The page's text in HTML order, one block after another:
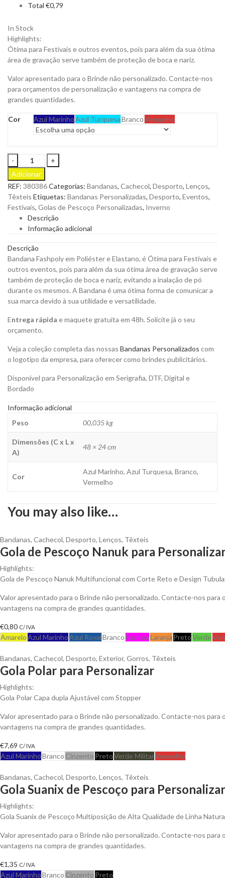
Total €0,79
In Stock
Highlights:
Ótima para Festivais e outros eventos, pois para além da sua ótima
área de gravação serve também de proteção de boca e nariz.
Valor apresentado para o Brinde não personalizado. Contacte-nos
para orçamentos de personalização e vantagens na compra de
grandes quantidades.
Cor Azul MarinhoAzul TurquesaBrancoVermelho
Bandana
Fashpoly
em
Poliéster
para
Personalizar
quantity
Adicionar
REF: 380386Categorias: Bandanas, Cachecol, Desporto, Lenços,
Têxteis Etiquetas: Bandanas Personalizadas, Desporto, Eventos,
Festivais, Golas de Pescoço Personalizadas, Inverno
Descrição
Informação adicional
Descrição
Bandana Fashpoly em Poliéster e Elastano, é Ótima para Festivais e
outros eventos, pois para além da sua ótima área de gravação serve
também de proteção de boca e nariz, evitando a inalação de pó
durante os mesmos. A Bandana é uma ótima forma de comunicar a
sua marca devido à sua utilidade e versatilidade.
Entrega rápida e maquete gratuita em 48h. Solicite já o seu
orçamento.
Veja a coleção completa das nossas Bandanas Personalizados com
o logotipo da empresa, para oferecer como brindes publicitários.
Disponível para Personalização em Serigrafia, DTF, Digital e
Bordado
Informação adicional
Peso
00,035 kg
Dimensões (C x L x
A)
48 × 24 cm
Cor
Azul Marinho, Azul Turquesa, Branco,
Vermelho
You may also like…
Bandanas, Cachecol, Desporto, Lenços, Têxteis
Gola de Pescoço Nanuk para
Highlights:
Gola de Pescoço Nanuk Multifuncional com Corte Reto e Design
Valor apresentado para o Brinde não personalizado. Contacte-nos para
vantagens na compra de grandes quantidades.
€0,80 C/ IVA
AmareloAzul MarinhoAzul RoyalBrancoFuchsiaLaranja PretoVerde
Bandanas, Cachecol, Desporto, Exterior, Gorros, Têxteis
Gola Polar para Personalizar
Highlights:
Gola Polar Capa dupla Ajustável com Stopper
Valor apresentado para o Brinde não personalizado. Contacte-nos para
vantagens na compra de grandes quantidades.
€7,69 C/ IVA
Azul MarinhoBranco Cinzento PretoVerde MilitarVermelho
Bandanas, Cachecol, Desporto, Lenços, Têxteis
Gola Suanix de Pescoço para Personalizar
Highlights:
Gola Suanix de Pescoço Multiposição de Alta Qualidade de Linha
Valor apresentado para o Brinde não personalizado. Contacte-nos para
vantagens na compra de grandes quantidades.
€1,35 C/ IVA
Azul MarinhoBranco Cinzento Preto